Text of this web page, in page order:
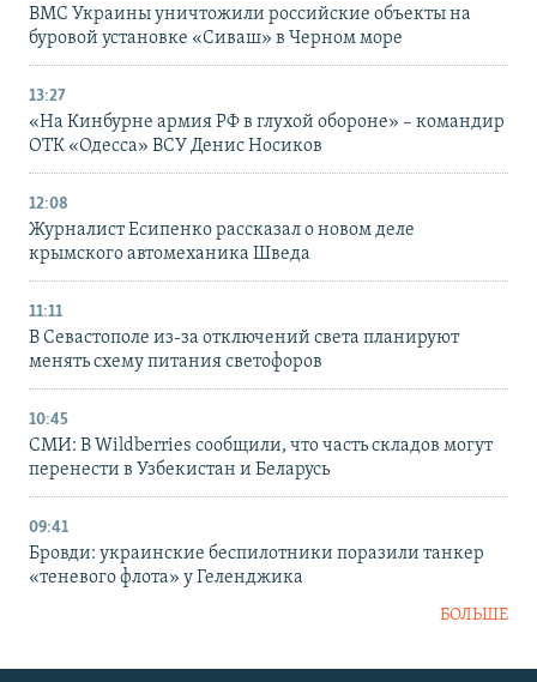
ВМС Украины уничтожили российские объекты на
буровой установке «Сиваш» в Черном море
13:27
«На Кинбурне армия РФ в глухой обороне» – командир
ОТК «Одесса» ВСУ Денис Носиков
12:08
Журналист Есипенко рассказал о новом деле
крымского автомеханика Шведа
11:11
В Севастополе из-за отключений света планируют
менять схему питания светофоров
10:45
СМИ: В Wildberries сообщили, что часть складов могут
перенести в Узбекистан и Беларусь
09:41
Бровди: украинские беспилотники поразили танкер
«теневого флота» у Геленджика
БОЛЬШЕ